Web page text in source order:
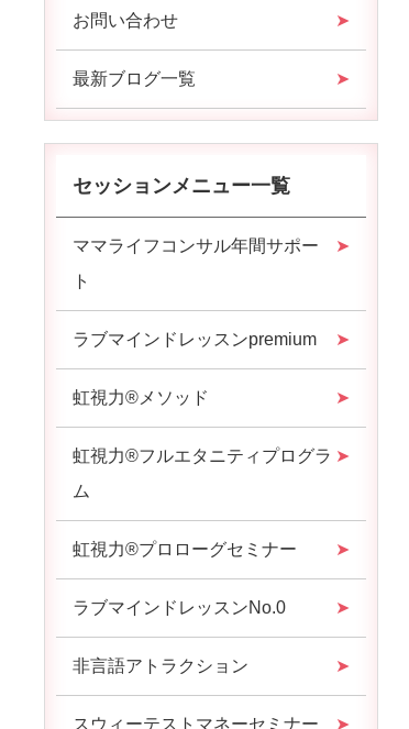
お問い合わせ
最新ブログ一覧
セッションメニュー一覧
ママライフコンサル年間サポー
ト
ラブマインドレッスンpremium
虹視力®︎メソッド
虹視力®︎フルエタニティプログラ
ム
虹視力®︎プロローグセミナー
ラブマインドレッスンNo.0
非言語アトラクション
スウィーテストマネーセミナー